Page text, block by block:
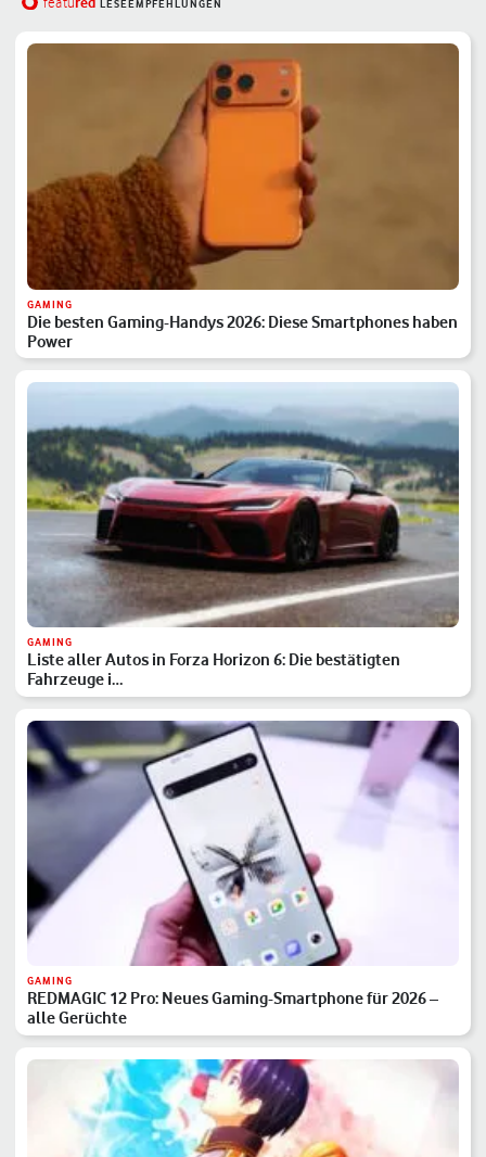
featu LESEEMPFEHLUNGEN
GAMING
Die besten Gaming-Handys 2026: Diese Smartphones haben
Power
GAMING
Liste aller Autos in Forza Horizon 6: Die bestätigten
Fahrzeuge i…
GAMING
REDMAGIC 12 Pro: Neues Gaming-Smartphone für 2026 –
alle Gerüchte